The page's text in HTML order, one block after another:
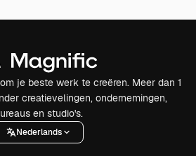
je beste werk te creëren. Meer dan 1
creatievelingen, ondernemingen,
en studio's.
Nederlands